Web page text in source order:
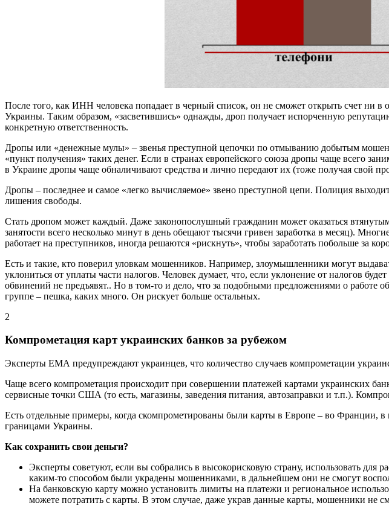
После того, как ИНН человека попадает в черный список, он не сможет открыть счет ни
Украины. Таким образом, «засветившись» однажды, дроп получает испорченную
конкретную ответственность.
Дропы или «денежные мулы» – звенья преступной цепочки по отмыванию добытым
«пункт получения» таких денег. Если в странах европейского союза дропы чаще всего
в Украине дропы чаще обналичивают средства и лично передают их (тоже получая свой
Дропы – последнее и самое «легко вычисляемое» звено преступной цепи. Полиция
лишения свободы.
Стать дропом может каждый. Даже законопослушный гражданин может оказаться
занятости всего несколько минут в день обещают тысячи гривен заработка в месяц).
работает на преступников, иногда решаются «рискнуть», чтобы заработать побольше за
Есть и такие, кто поверил уловкам мошенников. Например, злоумышленники могут
уклониться от уплаты части налогов. Человек думает, что, если уклонение от налогов
обвинений не предъявят.. Но в том-то и дело, что за подобными предложениями о работе
группе – пешка, каких много. Он рискует больше остальных.
2
Компрометация карт украинских банков за рубежом
Эксперты ЕМА предупреждают украинцев, что количество случаев компрометации
Чаще всего компрометация происходит при совершении платежей картами украинских
сервисные точки США (то есть, магазины, заведения питания, автозаправки и т.п.).
Есть отдельные примеры, когда скомпрометированы были карты в Европе – во Франции,
границами Украины.
Как сохранить свои деньги?
Эксперты советуют, если вы собрались в высокорисковую страну, использовать
каким-то способом были украдены мошенниками, в дальнейшем они не смогут
На банковскую карту можно установить лимиты на платежи и региональное
можете потратить с карты. В этом случае, даже украв данные карты, мошенники не